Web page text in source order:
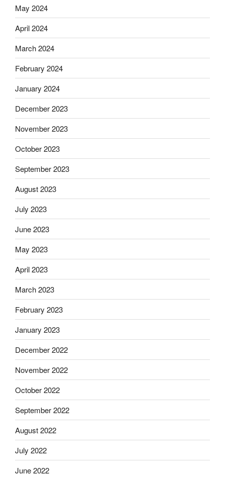
May 2024
April 2024
March 2024
February 2024
January 2024
December 2023
November 2023
October 2023
September 2023
August 2023
July 2023
June 2023
May 2023
April 2023
March 2023
February 2023
January 2023
December 2022
November 2022
October 2022
September 2022
August 2022
July 2022
June 2022